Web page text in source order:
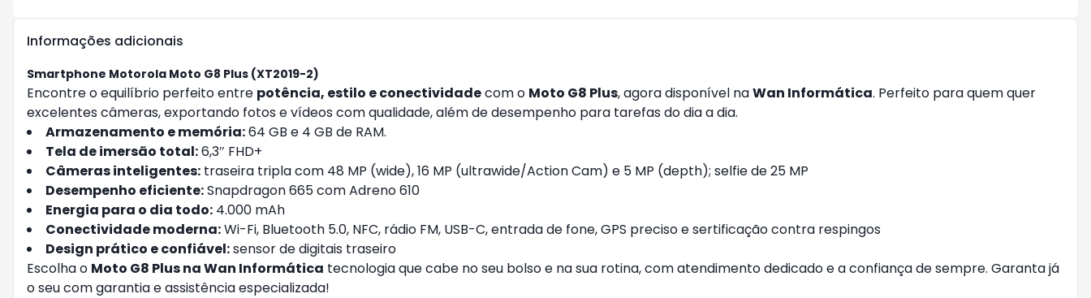
Informações adicionais
Smartphone Motorola Moto G8 Plus (XT2019-2)
Encontre o equilíbrio perfeito entre potência, estilo e conectividadecom o Moto G8 Plus, agora disponível naWan Informática. Perfeito para quem quer
excelentes câmeras, exportando fotos e vídeos com qualidade, além de desempenho para tarefas do dia a dia.
Armazenamento e memória:64 GB e 4 GB de RAM.
Tela de imersão total:6,3″ FHD+
Câmeras inteligentes: traseira tripla com 48 MP (wide), 16 MP (ultrawide/Action Cam) e 5 MP (depth); selfie de 25 MP
Desempenho eficiente:Snapdragon 665 com Adreno 610
Energia para o dia todo: 4.000 mAh
Conectividade moderna:Wi-Fi, Bluetooth 5.0, NFC, rádio FM, USB-C, entrada de fone, GPS preciso e sertificação contra respingos
Design prático e confiável:sensor de digitais traseiro
Escolha o Moto G8 Plus na Wan Informática tecnologia que cabe no seu bolso e na sua rotina, com atendimento dedicado e a confiança de sempre. Garanta já
o seu com garantia e assistência especializada!